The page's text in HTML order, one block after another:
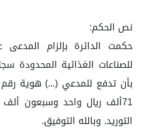
نص الحكم:
حكمت الدائرة بإلزام
للصناعات الغذائية المحدودة
بأن تدفع للمدعي (...) هوية
71ألف ريال واحد وسبعون
التوريد. وبالله التوفيق.